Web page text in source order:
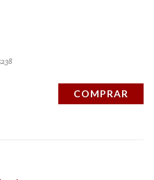
COMPRAR